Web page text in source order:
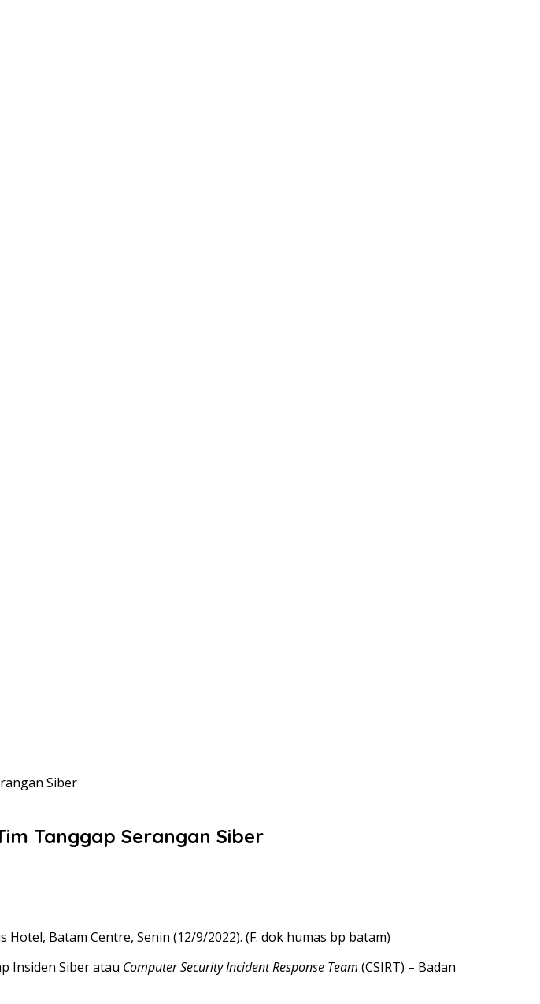
Siber
Tanggap Serangan Siber
Batam Centre, Senin (12/9/2022). (F. dok humas bp batam)
Insiden Siber atau Computer Security Incident Response Team (CSIRT) – Badan